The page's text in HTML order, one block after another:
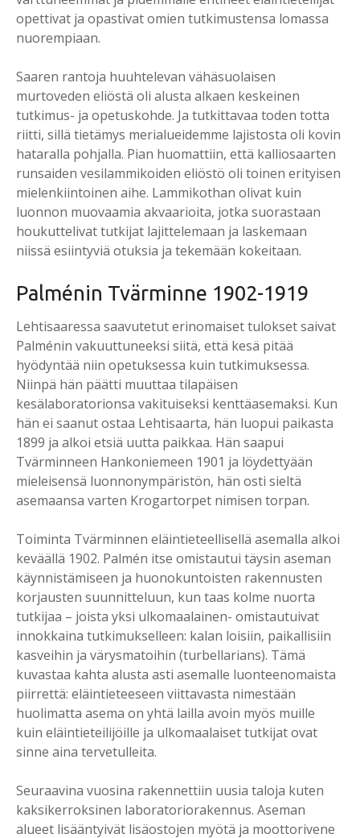
opettivat ja opastivat omien tutkimustensa lomassa
nuorempiaan.
Saaren rantoja huuhtelevan vähäsuolaisen
murtoveden eliöstä oli alusta alkaen keskeinen
tutkimus- ja opetuskohde. Ja tutkittavaa toden totta
riitti, sillä tietämys merialueidemme lajistosta oli kovin
hataralla pohjalla. Pian huomattiin, että kalliosaarten
runsaiden vesilammikoiden eliöstö oli toinen erityisen
mielenkiintoinen aihe. Lammikothan olivat kuin
luonnon muovaamia akvaarioita, jotka suorastaan
houkuttelivat tutkijat lajittelemaan ja laskemaan
niissä esiintyviä otuksia ja tekemään kokeitaan.
Palmé­nin Tvär­min­ne 1902-1919
Lehtisaaressa saavutetut erinomaiset tulokset saivat
Palménin vakuuttuneeksi siitä, että kesä pitää
hyödyntää niin opetuksessa kuin tutkimuksessa.
Niinpä hän päätti muuttaa tilapäisen
kesälaboratorionsa vakituiseksi kenttäasemaksi. Kun
hän ei saanut ostaa Lehtisaarta, hän luopui paikasta
1899 ja alkoi etsiä uutta paikkaa. Hän saapui
Tvärminneen Hankoniemeen 1901 ja löydettyään
mieleisensä luonnonympäristön, hän osti sieltä
asemaansa varten Krogartorpet nimisen torpan.
Toiminta Tvärminnen eläintieteellisellä asemalla alkoi
keväällä 1902. Palmén itse omistautui täysin aseman
käynnistämiseen ja huonokuntoisten rakennusten
korjausten suunnitteluun, kun taas kolme nuorta
tutkijaa – joista yksi ulkomaalainen- omistautuivat
innokkaina tutkimukselleen: kalan loisiin, paikallisiin
kasveihin ja värysmatoihin (turbellarians). Tämä
kuvastaa kahta alusta asti asemalle luonteenomaista
piirrettä: eläintieteeseen viittavasta nimestään
huolimatta asema on yhtä lailla avoin myös muille
kuin eläintieteilijöille ja ulkomaalaiset tutkijat ovat
sinne aina tervetulleita.
Seuraavina vuosina rakennettiin uusia taloja kuten
kaksikerroksinen laboratoriorakennus. Aseman
alueet lisääntyivät lisäostojen myötä ja moottorivene